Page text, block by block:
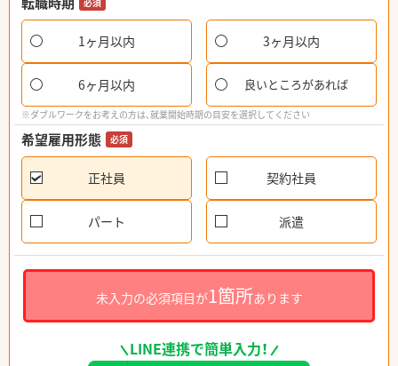
1ヶ月以内 3ヶ月以内
6ヶ月以内 良いところがあれば
※ダブルワークをお考えの方は、就業開始時期の目安を選択してください
希望雇用形態 必須
正社員 契約社員
パート 派遣
未入力の必須項目が1箇所あります
LINE連携で簡単入力！